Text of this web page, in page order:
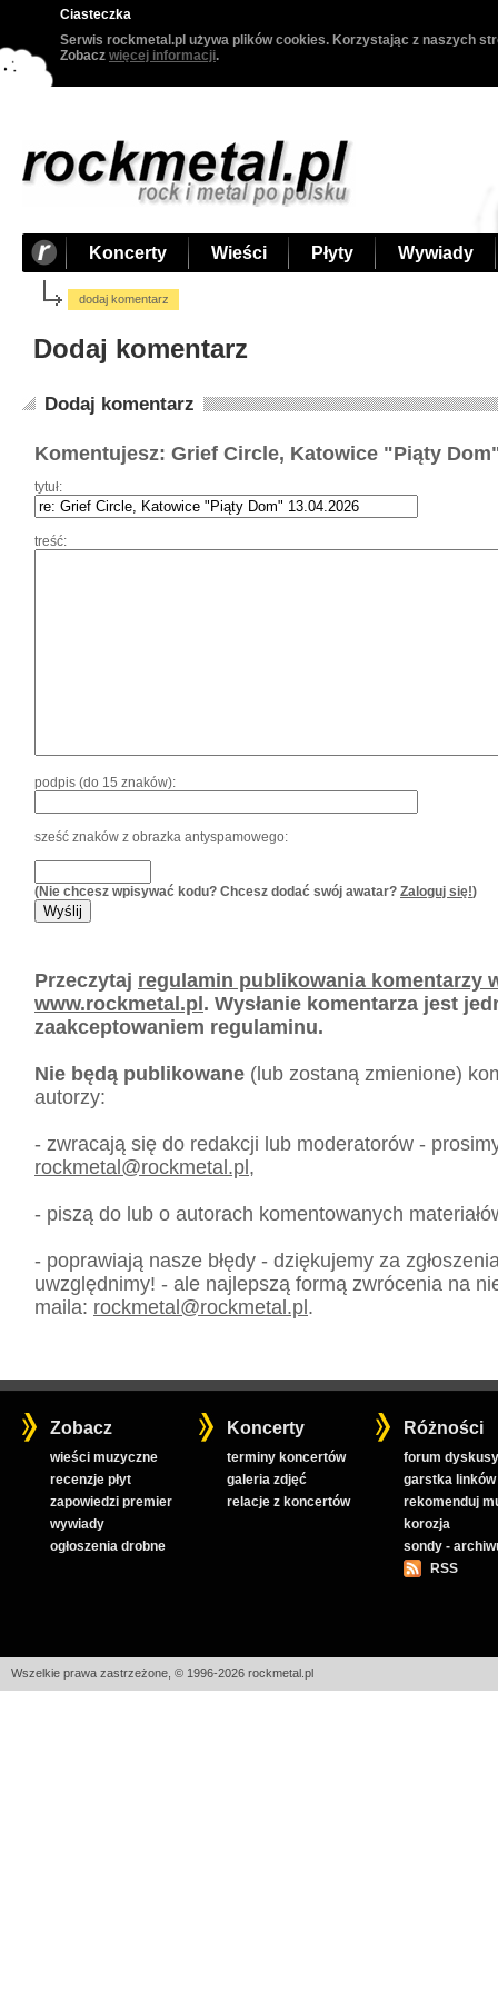
Ciasteczka
Serwis rockmetal.pl używa plików cookies. Korzystając z naszych
Zobacz więcej informacji.
Koncerty Wieści Płyty Wywiady
dodaj komentarz
Dodaj komentarz
Dodaj komentarz
Komentujesz: Grief Circle, Katowice "Piąty
tytuł:
treść:
podpis (do 15 znaków):
sześć znaków z obrazka antyspamowego:
(Nie chcesz wpisywać kodu? Chcesz dodać swój awatar? Zaloguj się!)
Przeczytaj regulamin publikowania komentarzy
www.rockmetal.pl. Wysłanie komentarza jest
zaakceptowaniem regulaminu.
Nie będą publikowane (lub zostaną zmienione)
autorzy:
- zwracają się do redakcji lub moderatorów -
rockmetal@rockmetal.pl,
- piszą do lub o autorach komentowanych
- poprawiają nasze błędy - dziękujemy za
uwzględnimy! - ale najlepszą formą zwrócenia na
maila: rockmetal@rockmetal.pl.
Zobacz
wieści muzyczne
recenzje płyt
zapowiedzi premier
wywiady
ogłoszenia drobne
Koncerty
terminy koncertów
galeria zdjęć
relacje z koncertów
Różności
forum
garstka linków
rekomenduj
korozja
sondy -
RSS
Wszelkie prawa zastrzeżone, © 1996-2026 rockmetal.pl